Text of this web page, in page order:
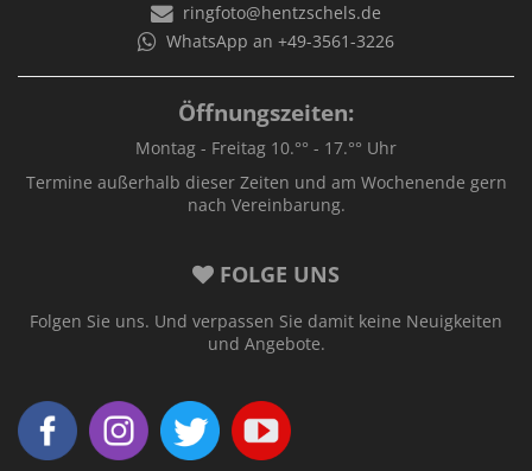
ringfoto@hentzschels.de
WhatsApp an +49-3561-3226
Öffnungszeiten:
Montag - Freitag 10.°° - 17.°° Uhr
Termine außerhalb dieser Zeiten und am Wochenende gern
nach Vereinbarung.
FOLGE UNS
Folgen Sie uns. Und verpassen Sie damit keine Neuigkeiten
und Angebote.